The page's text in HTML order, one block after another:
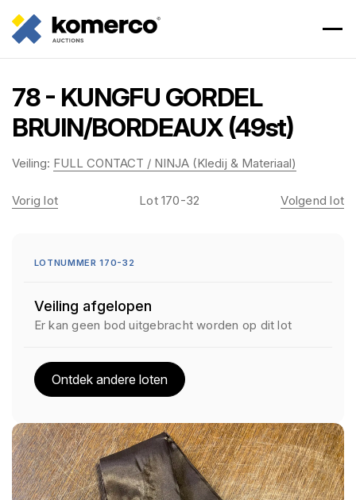
78 - KUNGFU GORDEL
BRUIN/BORDEAUX (49st)
Veiling: FULL CONTACT / NINJA (Kledij & Materiaal)
Vorig lot Lot 170-32 Volgend lot
LOTNUMMER 170-32
Veiling afgelopen
Er kan geen bod uitgebracht worden op dit lot
Ontdek andere loten